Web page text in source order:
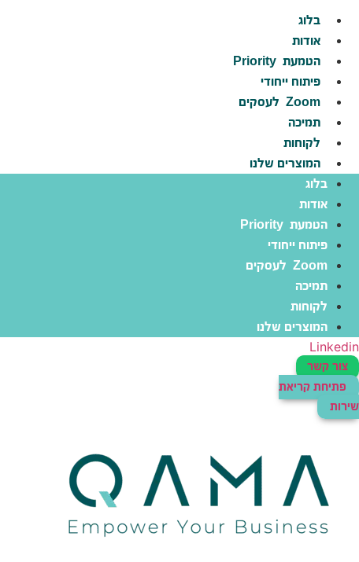
לתוכן
בלוג
אודות
הטמעת Priority
פיתוח ייחודי
Zoom לעסקים
תמיכה
לקוחות
המוצרים שלנו
בלוג
אודות
הטמעת Priority
פיתוח ייחודי
Zoom לעסקים
תמיכה
לקוחות
המוצרים שלנו
Linkedin
צור קשר
פתיחת קריאת
שירות